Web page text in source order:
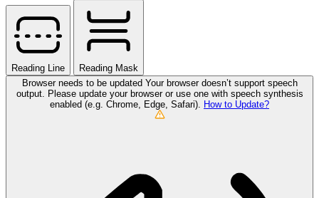
Reading Line
Reading Mask
Browser needs to be updated Your browser doesn’t support speech
output. Please update your browser or use one with speech synthesis
enabled (e.g. Chrome, Edge, Safari). How to Update?